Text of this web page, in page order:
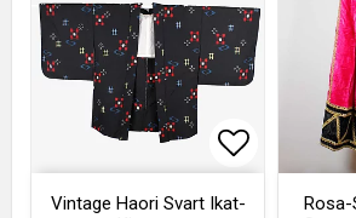
Lägg till i
Lägg till i
Vintage Haori Svart Ikat-
Rosa-